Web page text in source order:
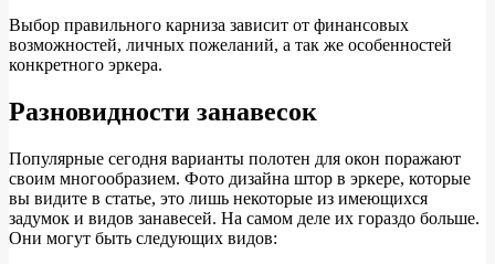
Выбор правильного карниза зависит от финансовых
возможностей, личных пожеланий, а так же особенностей
конкретного эркера.
Разновидности занавесок
Популярные сегодня варианты полотен для окон поражают
своим многообразием. Фото дизайна штор в эркере, которые
вы видите в статье, это лишь некоторые из имеющихся
задумок и видов занавесей. На самом деле их гораздо больше.
Они могут быть следующих видов: